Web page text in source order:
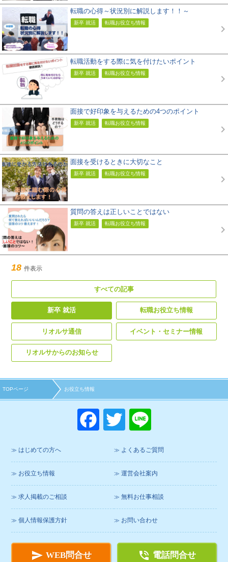
転職の心得～状況別に解説します！！～
新卒 就活 転職お役立ち情報
転職活動をする際に気を付けたいポイント
新卒 就活 転職お役立ち情報
面接で好印象を与えるための4つのポイント
新卒 就活 転職お役立ち情報
面接を受けるときに大切なこと
新卒 就活 転職お役立ち情報
質問の答えは正しいことではない
新卒 就活 転職お役立ち情報
18 件表示
すべての記事
新卒 就活 転職お役立ち情報
リオルサ通信 イベント・セミナー情報
リオルサからのお知らせ
TOPページ お役立ち情報
F
a
e
b
o
k
T
wi
tt
er
e
はじめての方へ よくあるご質問
お役立ち情報 運営会社案内
求人掲載のご相談 無料お仕事相談
個人情報保護方針 お問い合わせ
 WEB問合せ  電話問合せ